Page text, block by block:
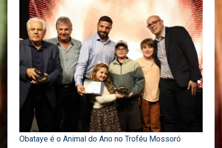
Obataye é o Animal do Ano no Troféu Mossoró